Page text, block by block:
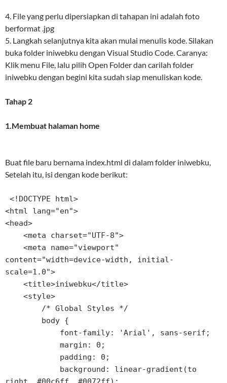
4. File yang perlu dipersiapkan di tahapan ini adalah foto
berformat .jpg
5. Langkah selanjutnya kita akan mulai menulis kode. Silakan
buka folder iniwebku dengan Visual Studio Code. Caranya:
Klik menu File, lalu pilih Open Folder dan carilah folder
iniwebku dengan begini kita sudah siap menuliskan kode.
Tahap 2
1.Membuat halaman home
Buat file baru bernama index.html di dalam folder iniwebku,
Setelah itu, isi dengan kode berikut:
<html lang="en">
<head>
content="width=device-width, initial-
scale=1.0">